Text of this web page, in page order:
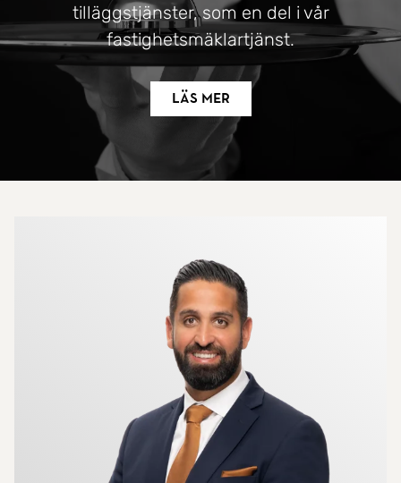
tilläggstjänster, som en del i vår
fastighetsmäklartjänst.
Läs mer